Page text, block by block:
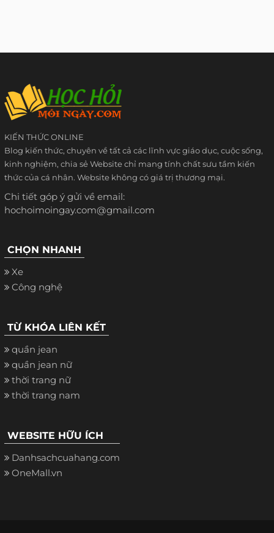
KIẾN THỨC ONLINE
Blog kiến thức, chuyên về tất cả các lĩnh vực giáo dục, cuộc sống,
kinh nghiệm, chia sẻ Website chỉ mang tính chất sưu tầm kiến
thức của cá nhân. Website không có giá trị thương mại.
Chi tiết góp ý gửi về email:
hochoimoingay.com@gmail.com
CHỌN NHANH
Xe
Công nghệ
TỪ KHÓA LIÊN KẾT
quần jean
quần jean nữ
thời trang nữ
thời trang nam
WEBSITE HỮU ÍCH
Danhsachcuahang.com
OneMall.vn